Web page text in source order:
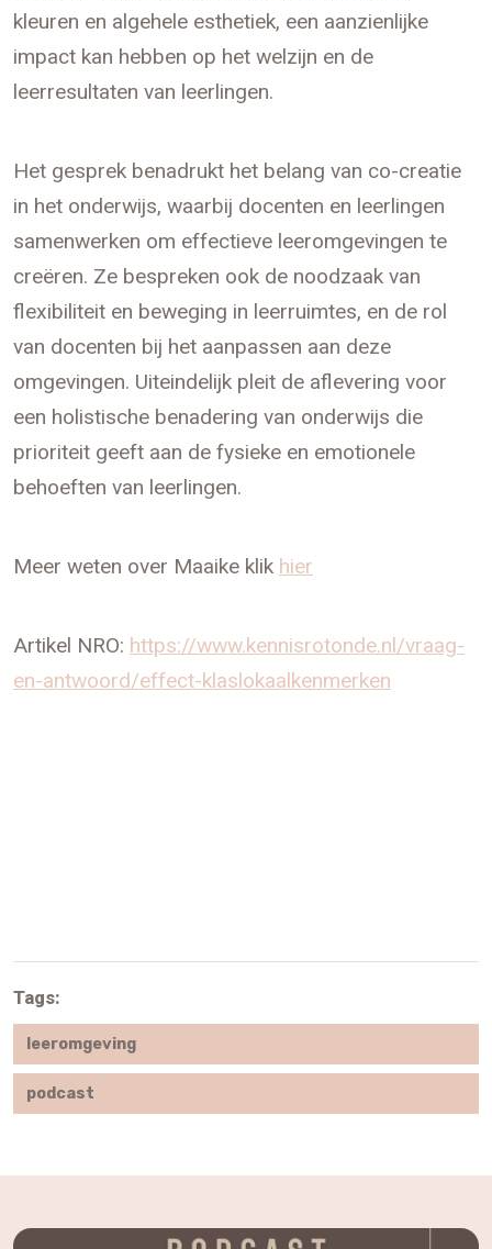
kleuren en algehele esthetiek, een aanzienlijke
impact kan hebben op het welzijn en de
leerresultaten van leerlingen.
Het gesprek benadrukt het belang van co-creatie
in het onderwijs, waarbij docenten en leerlingen
samenwerken om effectieve leeromgevingen te
creëren. Ze bespreken ook de noodzaak van
flexibiliteit en beweging in leerruimtes, en de rol
van docenten bij het aanpassen aan deze
omgevingen. Uiteindelijk pleit de aflevering voor
een holistische benadering van onderwijs die
prioriteit geeft aan de fysieke en emotionele
behoeften van leerlingen.
Meer weten over Maaike klik ⁠hier⁠
Artikel NRO: ⁠https://www.kennisrotonde.nl/vraag-
en-antwoord/effect-klaslokaalkenmerken
Tags:
leeromgeving
podcast